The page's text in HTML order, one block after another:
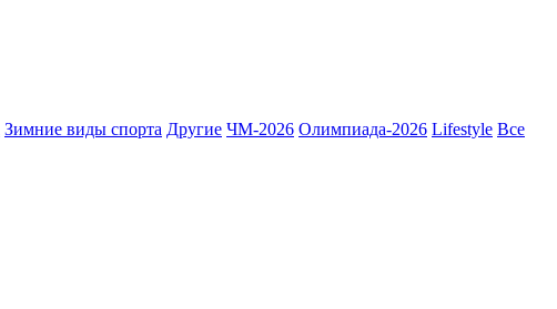
Зимние виды спорта Другие ЧМ-2026 Олимпиада-2026 Lifestyle Все